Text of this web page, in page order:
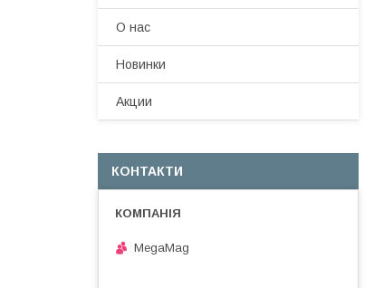
О нас
Новинки
Акции
КОНТАКТИ
MegaMag